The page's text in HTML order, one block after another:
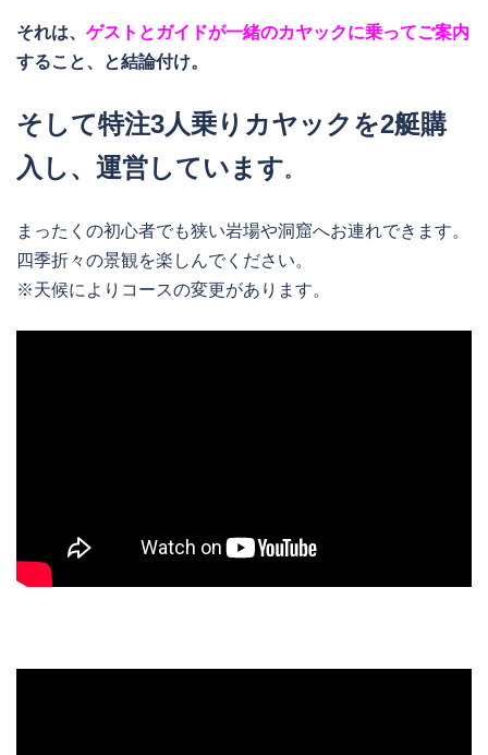
それは、 ゲストとガイドが一緒のカヤックに乗ってご案内
すること、と結論付け。
そして特注3人乗りカヤックを2艇購
入し、運営しています。
まったくの初心者でも狭い岩場や洞窟へお連れできます。
四季折々の景観を楽しんでください。
※天候によりコースの変更があります。